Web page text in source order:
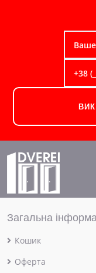
Загальна
Кошик
Оферта